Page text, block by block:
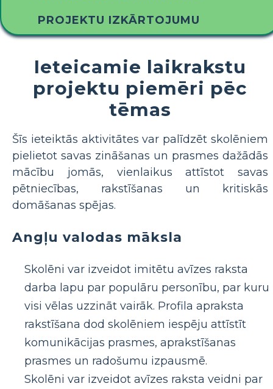
PROJEKTU IZKĀRTOJUMU
Ieteicamie laikrakstu
projektu piemēri pēc
tēmas
Šīs ieteiktās aktivitātes var palīdzēt skolēniem
pielietot savas zināšanas un prasmes dažādās
mācību jomās, vienlaikus attīstot savas
pētniecības, rakstīšanas un kritiskās
domāšanas spējas.
Angļu valodas māksla
Skolēni var izveidot imitētu avīzes raksta
darba lapu par populāru personību, par kuru
visi vēlas uzzināt vairāk. Profila apraksta
rakstīšana dod skolēniem iespēju attīstīt
komunikācijas prasmes, aprakstīšanas
prasmes un radošumu izpausmē.
Skolēni var izveidot avīzes raksta veidni par